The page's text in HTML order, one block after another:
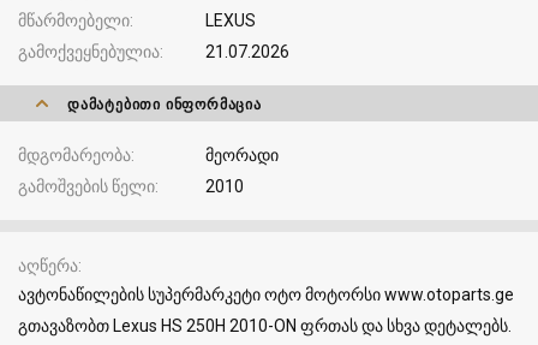
მწარმოებელი
LEXUS
გამოქვეყნებულია
21.07.2026
ᲓᲐᲛᲐᲢᲔᲑᲘᲗᲘ ᲘᲜᲤᲝᲠᲛᲐᲪᲘᲐ
მდგომარეობა
მეორადი
გამოშვების წელი
2010
აღწერა
ავტონაწილების სუპერმარკეტი ოტო მოტორსი www.otoparts.ge
გთავაზობთ Lexus HS 250H 2010-ON ფრთას და სხვა დეტალებს.